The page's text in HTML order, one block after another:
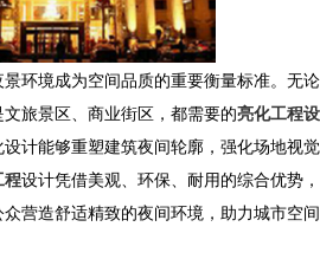
环境成为空间品质的重要衡量标准。无论
旅景区、商业街区，都需要的亮化工程设
计能够重塑建筑夜间轮廓，强化场地视觉
程设计凭借美观、环保、耐用的综合优势，
营造舒适精致的夜间环境，助力城市空间